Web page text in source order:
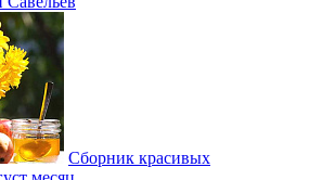
Сборник красивых